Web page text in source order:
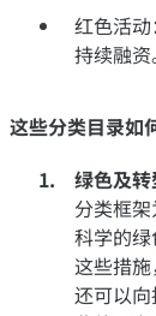
红色活
持续融
这些分类目录如
绿色及
分类框
科学的
这些措施
还可以向